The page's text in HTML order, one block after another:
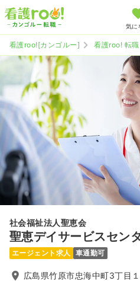
気に
看護roo![カンゴルー] 看護roo! 転職
社会福祉法人聖恵会
聖恵デイサービスセン
エージェント求人 車通勤可
広島県竹原市忠海中町3丁目１